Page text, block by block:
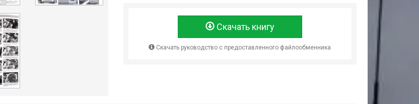
Скачать книгу
Скачать руководство с предоставленного файлообменника